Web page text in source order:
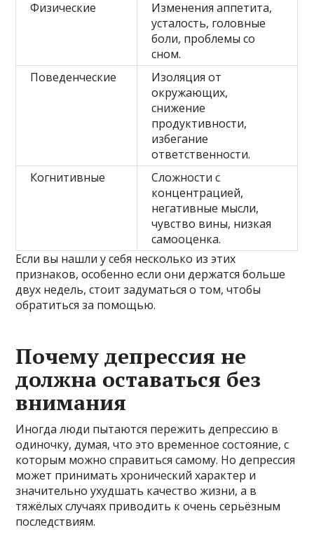
Физические
Изменения аппетита,
усталость, головные
боли, проблемы со
сном.
Поведенческие
Изоляция от
окружающих,
снижение
продуктивности,
избегание
ответственности.
Когнитивные
Сложности с
концентрацией,
негативные мысли,
чувство вины, низкая
самооценка.
Если вы нашли у себя несколько из этих
признаков, особенно если они держатся больше
двух недель, стоит задуматься о том, чтобы
обратиться за помощью.
Почему депрессия не
должна оставаться без
внимания
Иногда люди пытаются пережить депрессию в
одиночку, думая, что это временное состояние, с
которым можно справиться самому. Но депрессия
может принимать хронический характер и
значительно ухудшать качество жизни, а в
тяжёлых случаях приводить к очень серьёзным
последствиям.